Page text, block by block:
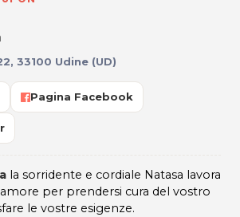
33100 Udine (UD)
Pagina Facebook
la sorridente e cordiale Natasa lavora
per prendersi cura del vostro
le vostre esigenze.